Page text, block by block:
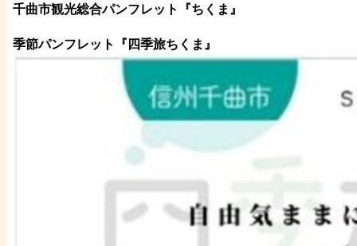
千曲市観光総合パンフレット 『ちくま 』
季節パンフレット『四季旅ちくま』